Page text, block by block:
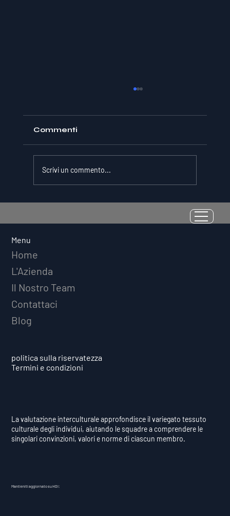
Misurabile: Perché il Quoziente di
Commenti
Scrivi un commento...
Menu
Home
L'Azienda
Il Nostro Team
Contattaci
Blog
politica sulla riservatezza
Termini e condizioni
La valutazione interculturale approfondisce il variegato tessuto
culturale degli individui, aiutando le squadre a comprendere le
singolari convinzioni, valori e norme di ciascun membro.
Mantieniti aggiornato su HDI: